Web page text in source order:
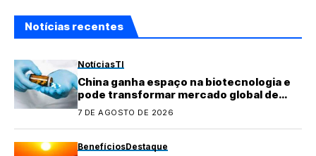
Notícias recentes
NotíciasTI
China ganha espaço na biotecnologia e
pode transformar mercado global de
medicamentos
7 DE AGOSTO DE 2026
BenefíciosDestaque